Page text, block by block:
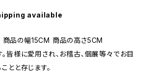
available
品の幅15CM 商品の高さ5CM
皆様に愛用され、お稽古、個展等々でお目
とと存じます。